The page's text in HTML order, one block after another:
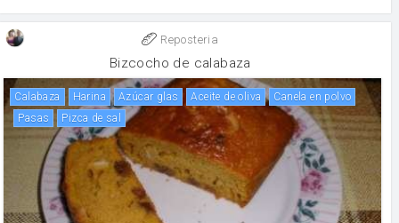
Reposteria
Bizcocho de calabaza
calabaza harina azúcar glas aceite de oliva
canela en polvo
pasas
pizca de sal